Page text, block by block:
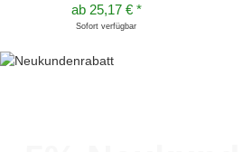
ab 25,17 € *
Sofort verfügbar